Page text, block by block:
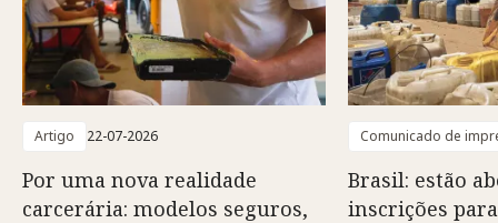
Artigo 22-07-2026
Por uma nova realidade
carcerária: modelos seguros,
Comunicado de
Brasil: estão
inscrições